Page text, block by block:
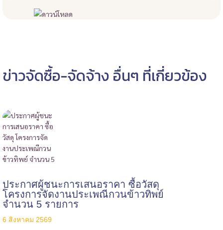
ข่าวจัดซื้อ-จัดจ้าง อื่นๆ ที่เกี่ยวข้อง
ประกาศผู้ชนะการเสนอราคา ซื้อวัสดุ
โครงการจัดงานประเพณีกวนข้าวทิพย์
จำนวน 5 รายการ
6 สิงหาคม 2569